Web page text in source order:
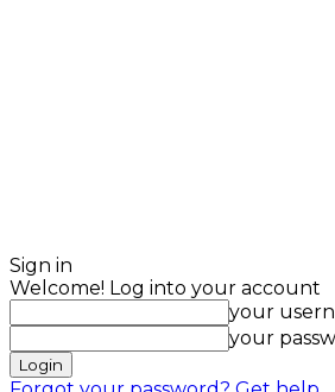
Sign in
Welcome! Log into your account
your
your